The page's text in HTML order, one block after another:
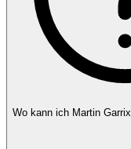
Wo kann ich Martin